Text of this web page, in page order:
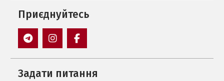
Приєднуйтесь
Задати питання